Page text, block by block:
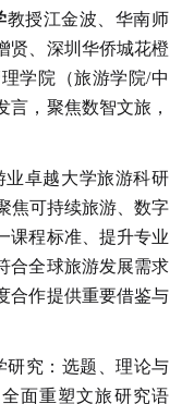
教授江金波、华南师
贤、深圳华侨城花橙
学院（旅游学院/中
，聚焦数智文旅，
卓越大学旅游科研
焦可持续旅游、数字
课程标准、提升专业
合全球旅游发展需求
合作提供重要借鉴与
研究：选题、理论与
面重塑文旅研究语